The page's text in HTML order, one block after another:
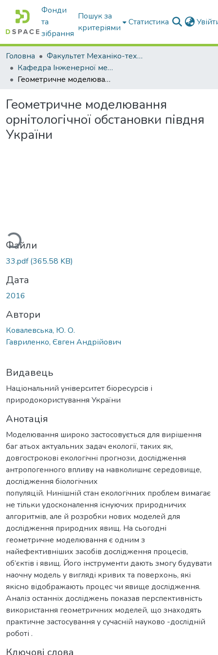
Фонди
та
зібрання
Пошук за
критеріями
Статистика
Головна
Факультет Механіко-технологічний
Кафедра Інженерної механіки та комп'ютерного проектування
Геометричне моделювання орнітологічної обстановки півдня України
Геометричне моделювання
орнітологічної обстановки півдня
України
Файли
33.pdf(365.58 KB)
Дата
2016
Автори
Ковалевська, Ю. О.
Гавриленко, Євген Андрійович
Видавець
Національний університет біоресурсів і
природокористування України
Анотація
Моделювання широко застосовується для вирішення
баг атьох актуальних задач екології, таких як,
довгострокові екологічні прогнози, дослідження
антропогенного впливу на навколишнє середовище,
дослідження біологічних
популяцій. Нинішній стан екологічних проблем вимагає
не тільки удосконалення існуючих природничих
алгоритмів, але й розробки нових моделей для
дослідження природних явищ. На сьогодні
геометричне моделювання є одним з
найефективніших засобів дослідження процесів,
об’єктів і явищ. Його інструменти дають змогу будувати
наочну модель у вигляді кривих та поверхонь, які
якісно відображають процес чи явище дослідження.
Аналіз останніх досліджень показав перспективність
використання геометричних моделей, що знаходять
практичне застосування у сучасній науково -дослідній
роботі .
Ключові слова